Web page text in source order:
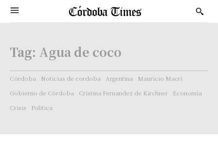
Tag: Agua de coco
Córdoba Noticias de cordoba Argentina
Mauricio Macri
Gobierno de Córdoba
Cristina Fernandez de Kirchner
Economía
Crisis
Politica